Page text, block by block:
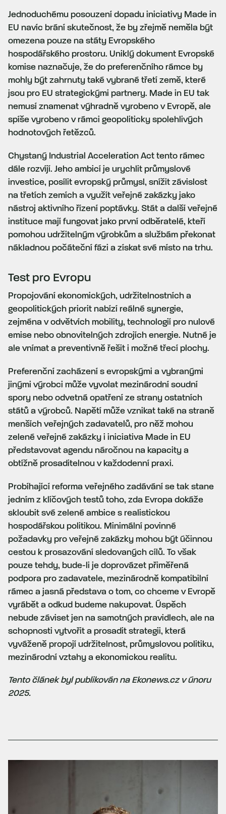
Jednoduchému posouzení dopadu iniciativy Made in
EU navíc brání skutečnost, že by zřejmě neměla být
omezena pouze na státy Evropského
hospodářského prostoru. Uniklý dokument Evropské
komise naznačuje, že do preferenčního rámce by
mohly být zahrnuty také vybrané třetí země, které
jsou pro EU strategickými partnery. Made in EU tak
nemusí znamenat výhradně vyrobeno v Evropě, ale
spíše vyrobeno v rámci geopoliticky spolehlivých
hodnotových řetězců.
Chystaný Industrial Acceleration Act tento rámec
dále rozvíjí. Jeho ambicí je urychlit průmyslové
investice, posílit evropský průmysl, snížit závislost
na třetích zemích a využít veřejné zakázky jako
nástroj aktivního řízení poptávky. Stát a další veřejné
instituce mají fungovat jako první odběratelé, kteří
pomohou udržitelným výrobkům a službám překonat
nákladnou počáteční fázi a získat své místo na trhu.
Test pro Evropu
Propojování ekonomických, udržitelnostních a
geopolitických priorit nabízí reálné synergie,
zejména v odvětvích mobility, technologií pro nulové
emise nebo obnovitelných zdrojích energie. Nutné je
ale vnímat a preventivně řešit i možné třecí plochy.
Preferenční zacházení s evropskými a vybranými
jinými výrobci může vyvolat mezinárodní soudní
spory nebo odvetná opatření ze strany ostatních
států a výrobců. Napětí může vznikat také na straně
menších veřejných zadavatelů, pro něž mohou
zelené veřejné zakázky i iniciativa Made in EU
představovat agendu náročnou na kapacity a
obtížně prosaditelnou v každodenní praxi.
Probíhající reforma veřejného zadávání se tak stane
jedním z klíčových testů toho, zda Evropa dokáže
skloubit své zelené ambice s realistickou
hospodářskou politikou. Minimální povinné
požadavky pro veřejné zakázky mohou být účinnou
cestou k prosazování sledovaných cílů. To však
pouze tehdy, bude-li je doprovázet přiměřená
podpora pro zadavatele, mezinárodně kompatibilní
rámec a jasná představa o tom, co chceme v Evropě
vyrábět a odkud budeme nakupovat. Úspěch
nebude záviset jen na samotných pravidlech, ale na
schopnosti vytvořit a prosadit strategii, která
vyváženě propojí udržitelnost, průmyslovou politiku,
mezinárodní vztahy a ekonomickou realitu.
Tento článek byl publikován na Ekonews.cz v únoru
2025.